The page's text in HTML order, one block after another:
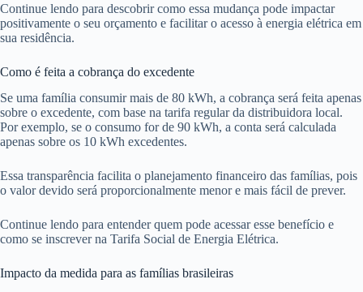
Continue lendo para descobrir como essa mudança pode impactar
positivamente o seu orçamento e facilitar o acesso à energia elétrica em
sua residência.
Como é feita a cobrança do excedente
Se uma família consumir mais de 80 kWh, a cobrança será feita apenas
sobre o excedente, com base na tarifa regular da distribuidora local.
Por exemplo, se o consumo for de 90 kWh, a conta será calculada
apenas sobre os 10 kWh excedentes.
Essa transparência facilita o planejamento financeiro das famílias, pois
o valor devido será proporcionalmente menor e mais fácil de prever.
Continue lendo para entender quem pode acessar esse benefício e
como se inscrever na Tarifa Social de Energia Elétrica.
Impacto da medida para as famílias brasileiras